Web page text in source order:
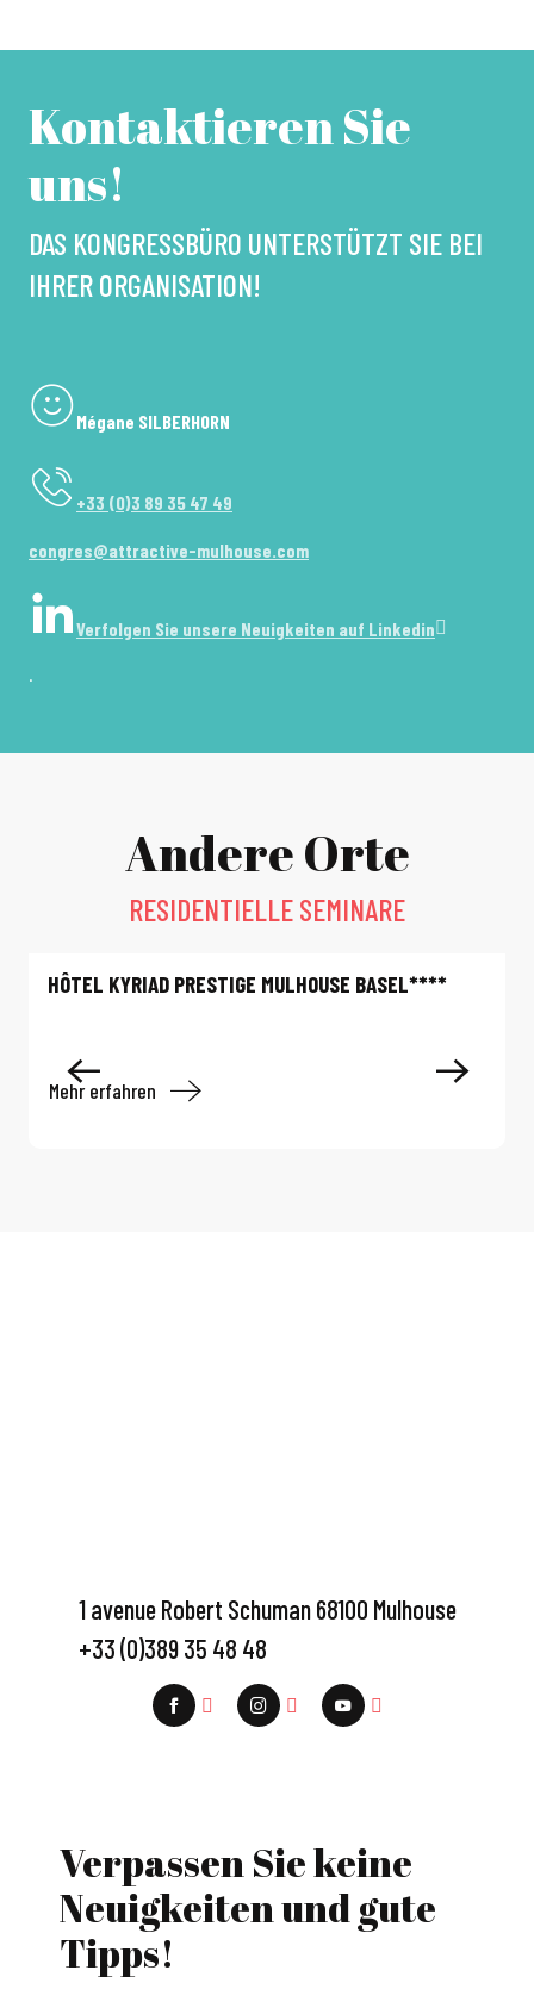
Kontaktieren Sie
uns!
DAS KONGRESSBÜRO UNTERSTÜTZT SIE BEI
IHRER ORGANISATION!
Mégane SILBERHORN
+33 (0)3 89 35 47 49
congres@attractive-mulhouse.com
Verfolgen Sie unsere Neuigkeiten auf Linkedin
.
Andere Orte
RESIDENTIELLE SEMINARE
HÔTEL KYRIAD PRESTIGE MULHOUSE BASEL****
Mehr erfahren
1 avenue Robert Schuman 68100 Mulhouse
+33 (0)389 35 48 48
Verpassen Sie keine
Neuigkeiten und gute
Tipps!